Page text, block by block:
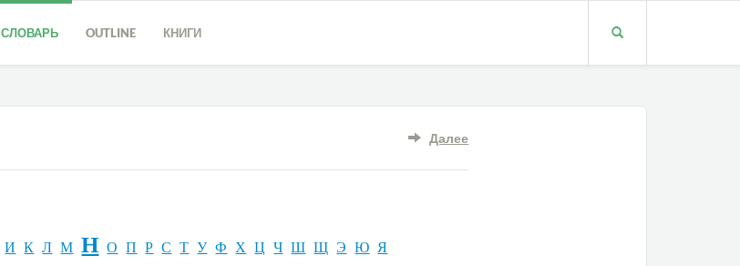
СЛОВАРЬ OUTLINE КНИГИ
Далее
И К Л М Н О П Р С Т У Ф Х Ц Ч Ш Щ Э Ю Я